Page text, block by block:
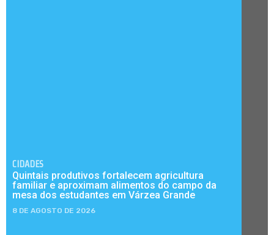
CIDADES
Quintais produtivos fortalecem agricultura
familiar e aproximam alimentos do campo da
mesa dos estudantes em Várzea Grande
8 DE AGOSTO DE 2026